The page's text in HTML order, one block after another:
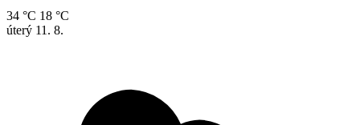
34 °C 18 °C
úterý 11. 8.